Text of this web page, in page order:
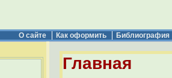
О сайте Как оформить Библиография
Главная